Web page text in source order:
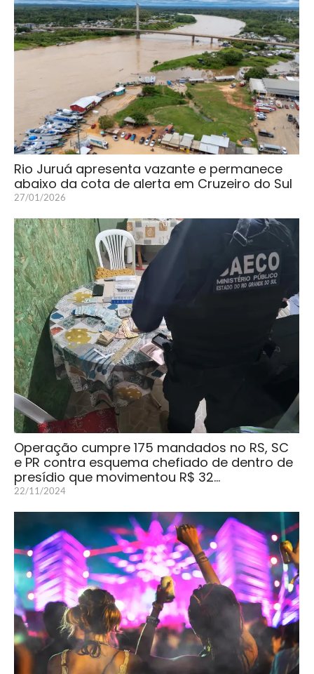
Rio Juruá apresenta vazante e permanece
abaixo da cota de alerta em Cruzeiro do Sul
27/01/2026
Operação cumpre 175 mandados no RS, SC
e PR contra esquema chefiado de dentro de
presídio que movimentou R$ 32…
22/11/2024